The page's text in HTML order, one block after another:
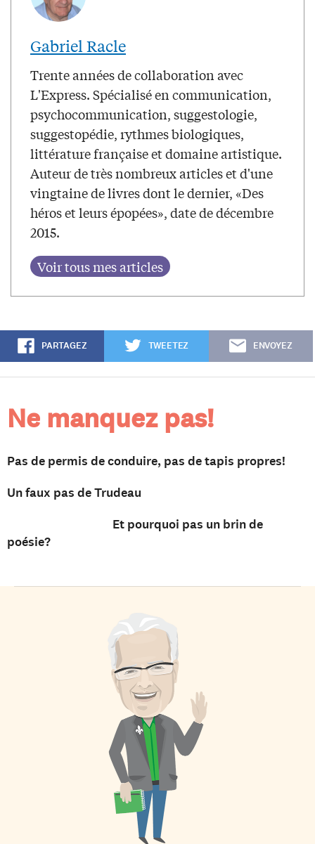
Gabriel Racle
Trente années de collaboration avec
L'Express. Spécialisé en communication,
psychocommunication, suggestologie,
suggestopédie, rythmes biologiques,
littérature française et domaine artistique.
Auteur de très nombreux articles et d'une
vingtaine de livres dont le dernier, «Des
héros et leurs épopées», date de décembre
2015.
PARTAGEZ TWEETEZ ENVOYEZ
Ne manquez pas!
Pas de permis de conduire, pas de tapis propres!
Un faux pas de Trudeau
Et pourquoi pas un brin de
poésie?